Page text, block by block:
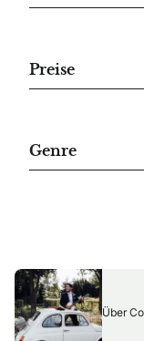
Preise
Genre
Über